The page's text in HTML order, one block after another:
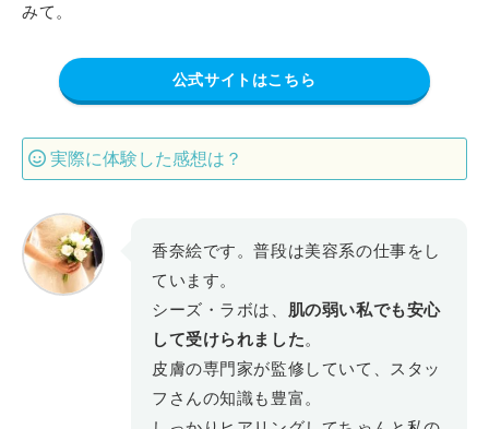
みて。
公式サイトはこちら
実際に体験した感想は？
香奈絵です。普段は美容系の仕事をし
ています。
シーズ・ラボは、 肌の弱い私でも安心
して受けられました。
皮膚の専門家が監修していて、スタッ
フさんの知識も豊富。